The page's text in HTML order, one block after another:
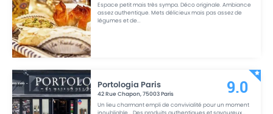
Espace petit mais très sympa. Déco originale. Ambiance
assez authentique. Mets délicieux mais pas assez de
légumes et de...
Portologia Paris
42 Rue Chapon,75003Paris
Un lieu charmant empli de convivialité pour un moment
inoubliable... Des produits authentiques et savoureux...
9.0